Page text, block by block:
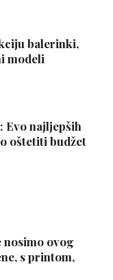
balerinki,
modeli
Evo najljepših
oštetiti budžet
nosimo ovog
s printom,